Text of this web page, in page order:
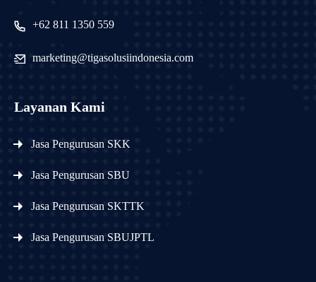
+62 811 1350 559
marketing@tigasolusiindonesia.com
Layanan Kami
Jasa Pengurusan SKK
Jasa Pengurusan SBU
Jasa Pengurusan SKTTK
Jasa Pengurusan SBUJPTL